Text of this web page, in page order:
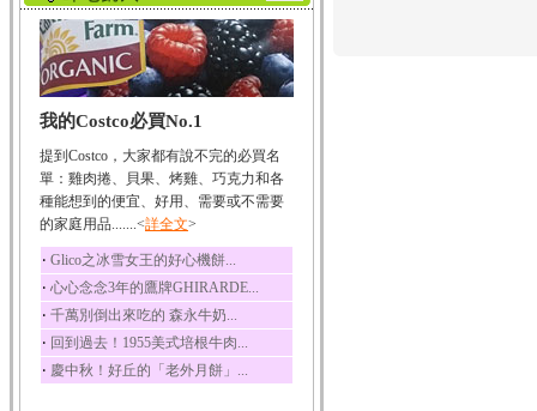
咖啡
咖啡中的咖啡因會刺激
中樞神經系統，特別...
椰子
椰子含有糖類、脂肪、
荔枝
荔枝性質溫和所含的營
養素有醣類、檸檬酸...
五味子
五味子性質溫熱所含營
養成分有揮發油、檸...
草魚
草魚含有維生素A、維生
素C、及豐富的蛋白...
我的Costco必買No.1
提到Costco，大家都有說不完的必買名
單：雞肉捲、貝果、烤雞、巧克力和各
種能想到的便宜、好用、需要或不需要
的家庭用品.......<詳全文>
‧ Glico之冰雪女王的好心機餅...
‧ 心心念念3年的鷹牌GHIRARDE...
‧ 千萬別倒出來吃的 森永牛奶...
‧ 回到過去！1955美式培根牛肉...
‧ 慶中秋！好丘的「老外月餅」...